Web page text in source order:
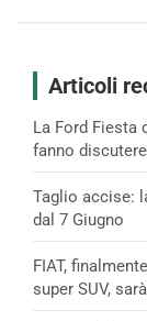
Articoli
La Ford Fiesta
fanno discutere
Taglio accise:
dal 7 Giugno
FIAT,
super SUV,